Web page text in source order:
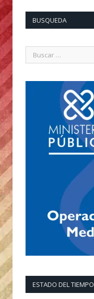
BUSQUEDA
ESTADO DEL TIEMPO